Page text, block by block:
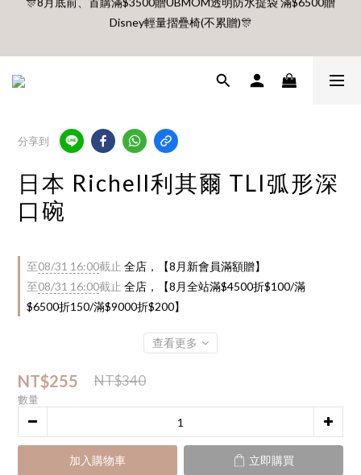
🎊8月底前、首購滿$3500贈UBMOM透明防水提袋 滿$6500贈
Disney輕量摺疊椅(不累贈)🎊
【村却國際溫泉酒店】指定平日免加價升等雙面景觀客房
🎊8月底前、首購滿$3500贈UBMOM透明防水提袋 滿$6500贈
Disney輕量摺疊椅(不累贈)🎊
分享到
日本 Richell利其爾 TLI弧形深
口碗
至08/31 16:00截止 全店，【8月新會員滿額贈】
至08/31 16:00截止 全店，【8月全站滿$4500折$100/滿
$6500折150/滿$9000折$200】
查看更多
NT$255 NT$340
數量
加入購物車 立即購買